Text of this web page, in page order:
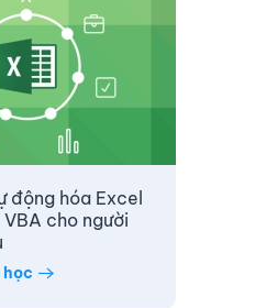
động hóa Excel
cho người
học